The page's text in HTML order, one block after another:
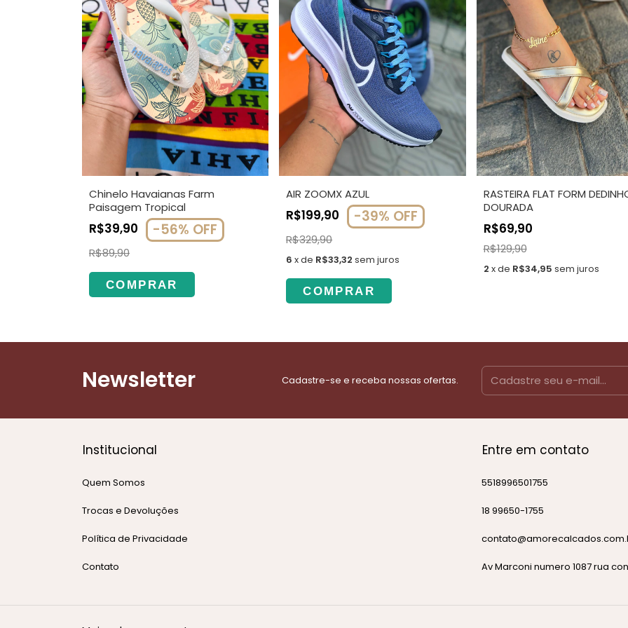
Chinelo Havaianas Farm
Paisagem Tropical
R$39,90 -56% OFF
R$89,90
COMPRAR
AIR ZOOMX AZUL
R$199,90 -39% OFF
R$329,90
6 xde R$33,32 sem juros
COMPRAR
RASTEIRA FLAT FORM
DOURADA
R$69,90
R$129,90
2 xde R$34,95 sem juros
Newsletter Cadastre-se e receba nossas ofertas.
Institucional
Quem Somos
Trocas e Devoluções
Política de Privacidade
Contato
Entre em contato
5518996501755
18 99650-1755
Av Marconi numero 1087 rua